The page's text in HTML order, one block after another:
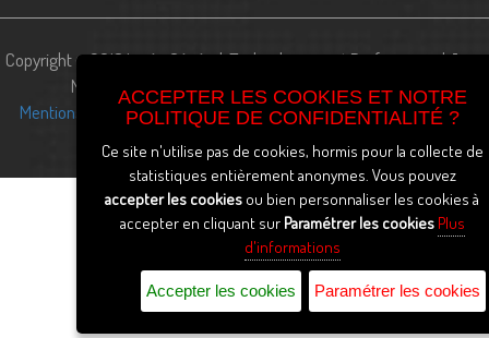
Copyright ©2018 Lycée Général, Technologique et Professionnel Jean
Monnet, à Cognac (16 - Charente) -ArchivesTags :
Mentions légales-Politique de Confidentialité-Paramétrage des
ACCEPTER LES COOKIES ET NOTRE
POLITIQUE DE CONFIDENTIALITÉ ?
Ce site n'utilise pas de cookies, hormis pour la collecte de
statistiques entièrement anonymes. Vous pouvez
accepter les cookies ou bien personnaliser les cookies à
accepter en cliquant sur Paramétrer les cookies Plus
d'informations
Accepter les cookies Paramétrer les cookies